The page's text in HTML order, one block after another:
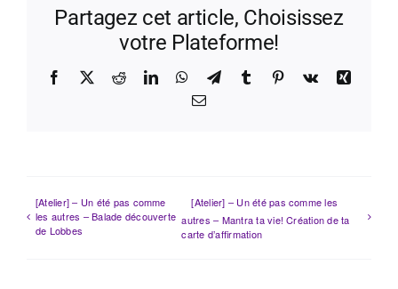
Partagez cet article, Choisissez
votre Plateforme!
Facebook
X RedditLinkedInWhatsApp
TelegramTumblr Pinterest
Vk
Xing
Email
[Atelier] – Un été pas comme
les autres – Balade découverte
de Lobbes
[Atelier] – Un été pas comme les
autres – Mantra ta vie! Création de ta
carte d’affirmation